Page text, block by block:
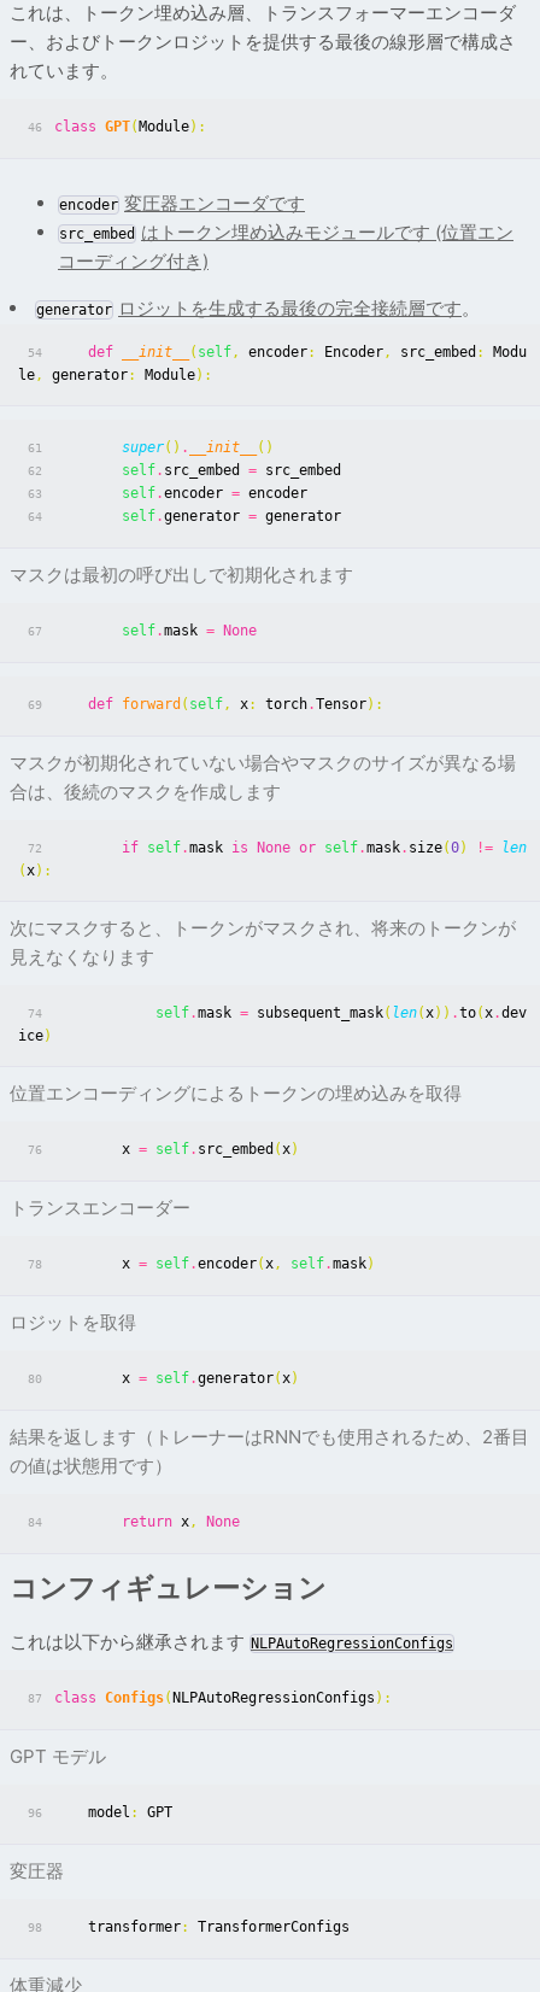
これは、トークン埋め込み層、トランスフォーマーエンコーダ
ー、およびトークンロジットを提供する最後の線形層で構成さ
れています。
46 class GPT( Module):
encoder 変圧器エンコーダです
src_embed はトークン埋め込みモジュールです (位置エン
コーディング付き)
generator ロジットを生成する最後の完全接続層です。
54 def __init__ ( self, encoder: Encoder, src_embed :
Modu
le, generator: Module):
61 super() . __init__ ()
62 self. src_embed = src_embed
63 self.encoder = encoder
64 self.generator = generator
マスクは最初の呼び出しで初期化されます
67 self.mask = None
69 def forward ( self, x: torch.Tensor):
マスクが初期化されていない場合やマスクのサイズが異なる場
合は、後続のマスクを作成します
72 if self.mask is None or self.mask. size(0) !=
len
(x):
次にマスクすると、トークンがマスクされ、将来のトークンが
見えなくなります
74 self.mask = subsequent_mask( len(x)) .to(x.dev
ice)
位置エンコーディングによるトークンの埋め込みを取得
76 x = self. src_embed (x)
トランスエンコーダー
78 x = self.encoder(x, self.mask)
ロジットを取得
80 x = self.generator(x)
結果を返します（トレーナーはRNNでも使用されるため、2番目
の値は状態用です）
84 return x, None
コンフィギュレーション
これは以下から継承されます NLPAutoRegressionConfigs
87 class Configs( NLPAutoRegressionConfigs ):
GPT モデル
96 model : GPT
変圧器
98 transformer: TransformerConfigs
体重減少